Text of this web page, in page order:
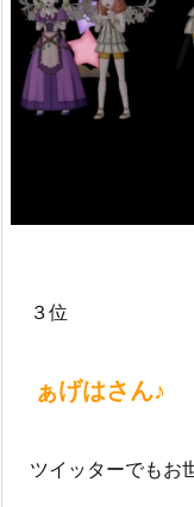
３位
ぁげはさん♪
ツイッターでもお